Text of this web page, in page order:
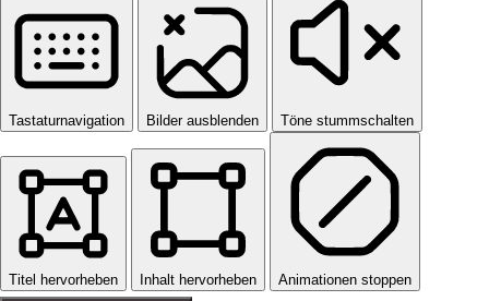
Tastaturnavigation Bilder ausblenden Töne stummschalten
Titel hervorheben Inhalt hervorheben
Animationen stoppen